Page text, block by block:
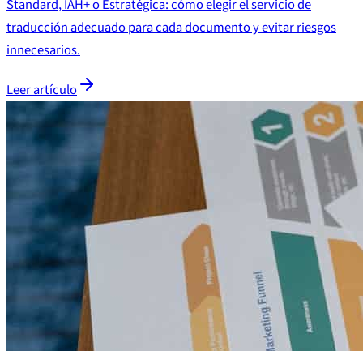
Standard, IAH+ o Estratégica: cómo elegir el servicio de
traducción adecuado para cada documento y evitar riesgos
innecesarios.
Leer artículo